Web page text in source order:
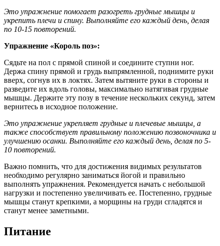
Это упражнение помогает разогреть грудные мышцы и
укрепить плечи и спину. Выполняйте его каждый день, делая
по 10-15 повторений.
Упражнение «Король поз»:
Сядьте на пол с прямой спиной и соедините ступни ног.
Держа спину прямой и грудь выпрямленной, поднимите руки
вверх, согнув их в локтях. Затем вытяните руки в стороны и
разведите их вдоль головы, максимально натягивая грудные
мышцы. Держите эту позу в течение нескольких секунд, затем
вернитесь в исходное положение.
Это упражнение укрепляет грудные и плечевые мышцы, а
также способствует правильному положению позвоночника и
улучшению осанки. Выполняйте его каждый день, делая по 5-
10 повторений.
Важно помнить, что для достижения видимых результатов
необходимо регулярно заниматься йогой и правильно
выполнять упражнения. Рекомендуется начать с небольшой
нагрузки и постепенно увеличивать ее. Постепенно, грудные
мышцы станут крепкими, а морщины на груди сгладятся и
станут менее заметными.
Питание